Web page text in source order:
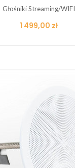
Głośniki Streaming/WIFI
Cena
1 499,00 zł